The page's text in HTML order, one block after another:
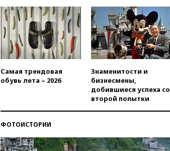
Самая трендовая
обувь лета – 2026
Знаменитости и
бизнесмены,
добившиеся успеха со
второй попытки
ФОТОИСТОРИИ